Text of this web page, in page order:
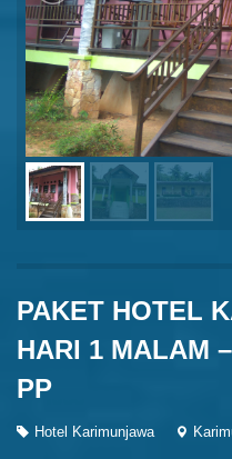
PAKET HOTEL
HARI 1 MALAM
PP
Hotel Karimunjawa